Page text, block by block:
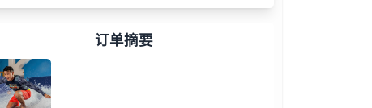
订单摘要